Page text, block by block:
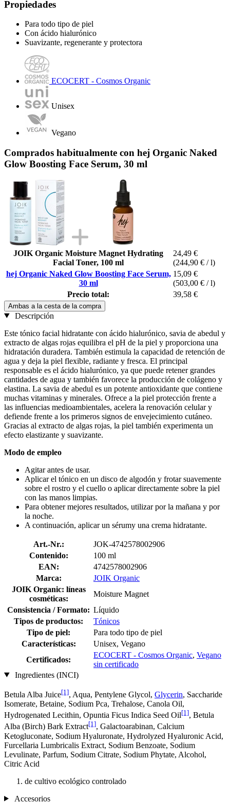
Propiedades
Para todo tipo de piel
Con ácido hialurónico
Suavizante, regenerante y protectora
ECOCERT - Cosmos Organic
Unisex
Vegano
Comprados habitualmente con hej Organic Naked
Glow Boosting Face Serum, 30 ml
JOIK Organic Moisture Magnet Hydrating
Facial Toner, 100 ml
24,49 €
(244,90 € / l)
hej Organic Naked Glow Boosting Face Serum,
30 ml
15,09 €
(503,00 € / l)
Precio total:
39,58 €
Ambas a la cesta de la compra
Descripción
Este tónico facial hidratante con ácido hialurónico, savia de abedul y
extracto de algas rojas equilibra el pH de la piel y proporciona una
hidratación duradera. También estimula la capacidad de retención de
agua y deja la piel flexible, radiante y fresca. El principal
responsable es el ácido hialurónico, ya que puede retener grandes
cantidades de agua y también favorece la producción de colágeno y
elastina. La savia de abedul es un potente antioxidante que contiene
muchas vitaminas y minerales. Ofrece a la piel protección frente a
las influencias medioambientales, acelera la renovación celular y
defiende frente a los primeros signos de envejecimiento cutáneo.
Gracias al extracto de algas rojas, la piel también experimenta un
efecto elastizante y suavizante.
Modo de empleo
Agitar antes de usar.
Aplicar el tónico en un disco de algodón y frotar suavemente
sobre el rostro y el cuello o aplicar directamente sobre la piel
con las manos limpias.
Para obtener mejores resultados, utilizar por la mañana y por
la noche.
A continuación, aplicar un sérumy una crema hidratante.
Art.-Nr.:
JOK-4742578002906
Contenido:
100 ml
EAN:
4742578002906
Marca:
JOIK Organic
JOIK Organic: líneas
cosméticas:
Moisture Magnet
Consistencia / Formato: Líquido
Tipos de productos:
Tónicos
Tipo de piel:
Para todo tipo de piel
Características:
Unisex, Vegano
Certificados:
ECOCERT - Cosmos Organic, Vegano
sin certificado
Ingredientes (INCI)
Betula Alba Juice[1], Aqua, Pentylene Glycol, Glycerin, Saccharide
Isomerate, Betaine, Sodium Pca, Trehalose, Canola Oil,
Hydrogenated Lecithin, Opuntia Ficus Indica Seed Oil[1], Betula
Alba (Birch) Bark Extract[1], Galactoarabinan, Calcium
Ketogluconate, Sodium Hyaluronate, Hydrolyzed Hyaluronic Acid,
Furcellaria Lumbricalis Extract, Sodium Benzoate, Sodium
Levulinate, Parfum, Sodium Citrate, Sodium Phytate, Alcohol,
Citric Acid
de cultivo ecológico controlado
Accesorios